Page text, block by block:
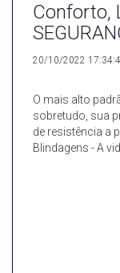
Conforto,
20/10/2022
O mais alto
sobretudo, sua
de resistência a
Blindagens - A